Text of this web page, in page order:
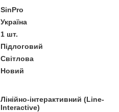
SinPro
Україна
1 шт.
Підлоговий
Світлова
Новий
Лінійно-інтерактивний (Line-
Interactive)